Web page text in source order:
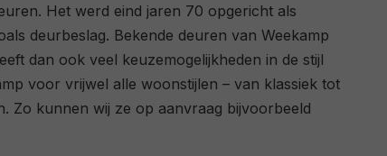
Het werd eind jaren 70 opgericht als
deurbeslag. Bekende deuren van Weekamp
dan ook veel keuzemogelijkheden in de stijl
voor vrijwel alle woonstijlen – van klassiek tot
Zo kunnen wij ze op aanvraag bijvoorbeeld